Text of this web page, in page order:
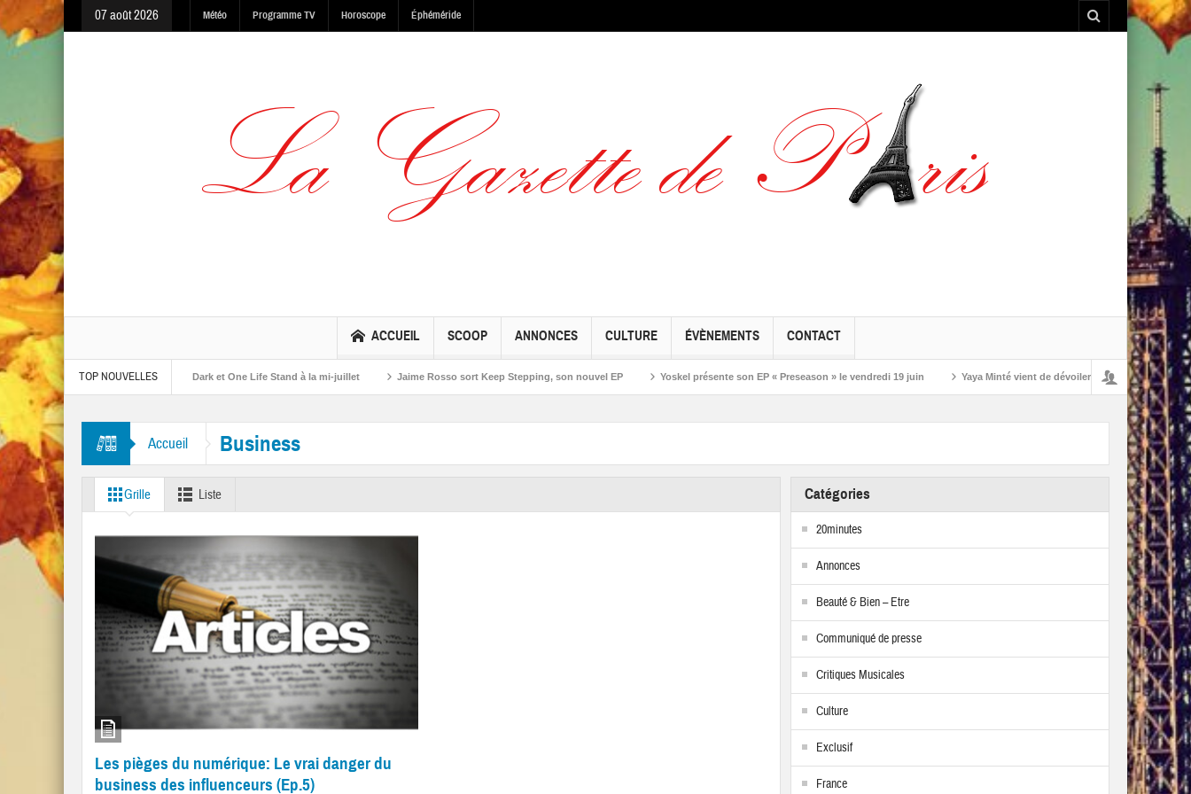
07 août 2026 Météo Programme TV Horoscope Éphéméride
ACCUEIL SCOOP ANNONCES CULTURE ÉVÈNEMENTS CONTACT
TOP NOUVELLES
The Warning, Made In The Dark et One Life Stand à la mi-juillet Jaime Rosso sort Keep Stepping, son nouvel EP Yoskel présente son EP « Preseason » le vendredi 19 juin Yaya Minté vient de dévoiler ‘So’, son premier album
“Mr. Tambourine Man” et “Like A Rolling Stone”
Accueil Business
Grille Liste
Les pièges du numérique: Le vrai danger du
business des influenceurs (Ep.5)
Catégories
20minutes
Annonces
Beauté & Bien – Etre
Communiqué de presse
Critiques Musicales
Culture
Exclusif
France